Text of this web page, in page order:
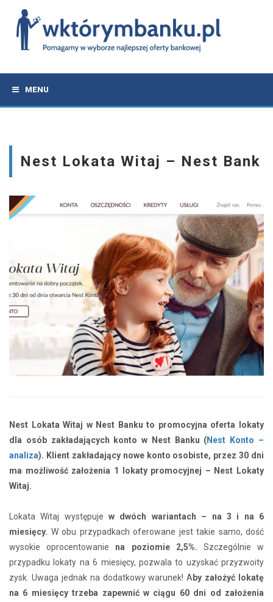
MENU
Nest Lokata Witaj – Nest Bank
Nest Lokata Witaj w Nest Banku to promocyjna oferta lokaty
dla osób zakładających konto w Nest Banku (Nest Konto –
analiza). Klient zakładający nowe konto osobiste, przez 30 dni
ma możliwość założenia 1 lokaty promocyjnej – Nest Lokaty
Witaj.
Lokata Witaj występujew dwóch wariantach – na 3 i na 6
miesięcy. W obu przypadkach oferowane jest takie samo, dość
wysokie oprocentowanie na poziomie 2,5%. Szczególnie w
przypadku lokaty na 6 miesięcy, pozwala to uzyskać przyzwoity
zysk. Uwaga jednak na dodatkowy warunek! Aby założyć lokatę
na 6 miesięcy trzeba zapewnić w ciągu 60 dni od założenia